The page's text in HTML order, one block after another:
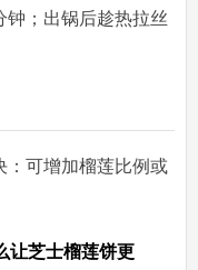
钟；出锅后趁热拉丝
：可增加榴莲比例或
让芝士榴莲饼更